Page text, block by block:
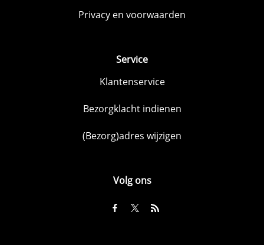
Privacy en voorwaarden
Service
Klantenservice
Bezorgklacht indienen
(Bezorg)adres wijzigen
Volg ons